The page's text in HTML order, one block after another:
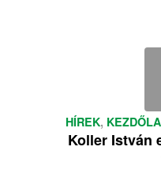
HÍREK,
Koller István